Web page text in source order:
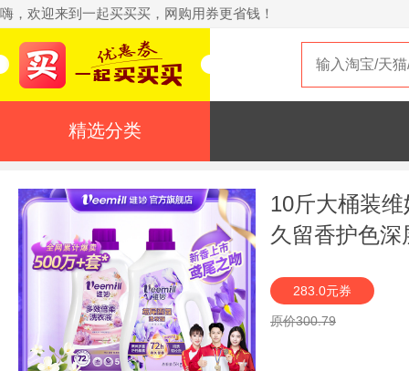
嗨，欢迎来到一起买买买，网购用券更省钱！
精选分类
10斤大桶装
久留香护色
283.0元券
原价300.79